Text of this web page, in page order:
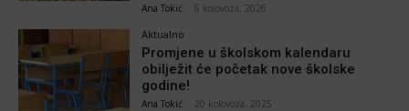
Ana Tokić 6 kolovoza, 2026
Aktualno
Promjene u školskom kalendaru
obilježit će početak nove školske
godine!
Ana Tokić 20 kolovoza, 2025